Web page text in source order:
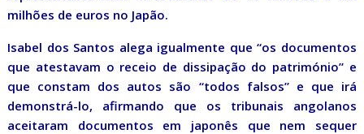
milhões de euros no Japão.
Isabel dos Santos alega igualmente que “os documentos
que atestavam o receio de dissipação do património” e
que constam dos autos são “todos falsos” e que irá
demonstrá-lo, afirmando que os tribunais angolanos
aceitaram documentos em japonês que nem sequer